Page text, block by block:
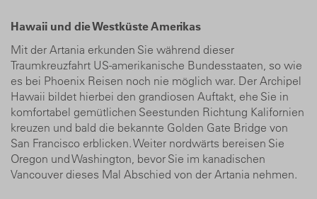
Hawaii und die Westküste Amerikas
Mit der Artania erkunden Sie während dieser
Traumkreuzfahrt US-amerikanische Bundesstaaten, so wie
es bei Phoenix Reisen noch nie möglich war. Der Archipel
Hawaii bildet hierbei den grandiosen Auftakt, ehe Sie in
komfortabel gemütlichen Seestunden Richtung Kalifornien
kreuzen und bald die bekannte Golden Gate Bridge von
San Francisco erblicken. Weiter nordwärts bereisen Sie
Oregon und Washington, bevor Sie im kanadischen
Vancouver dieses Mal Abschied von der Artania nehmen.